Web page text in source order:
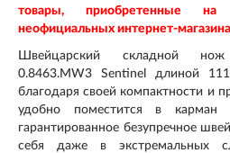
товары, приобретенные
неофициальных интернет-
Швейцарский складной
0.8463.MW3 Sentinel длиной
благодаря своей компактности и
удобно поместится в
гарантированное безупречное
себя даже в экстремальных